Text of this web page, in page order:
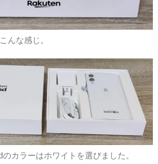
んな感じ。
カラーはホワイトを選びました。